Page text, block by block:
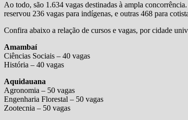
Ao todo, são 1.634 vagas destinadas à ampla
reservou 236 vagas para indígenas, e outras 468 para
Confira abaixo a relação de cursos e vagas, por cidade
Amambaí
Ciências Sociais – 40 vagas
História – 40 vagas
Aquidauana
Agronomia – 50 vagas
Engenharia Florestal – 50 vagas
Zootecnia – 50 vagas